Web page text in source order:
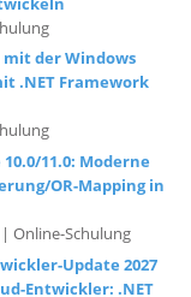
der Windows
.NET Framework
11.0: Moderne
OR-Mapping in
| Online-Schulung
Update 2027
Entwickler: .NET